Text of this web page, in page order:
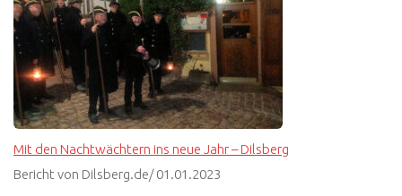
Mit den Nachtwächtern ins neue Jahr – Dilsberg
Bericht von Dilsberg.de/ 01.01.2023